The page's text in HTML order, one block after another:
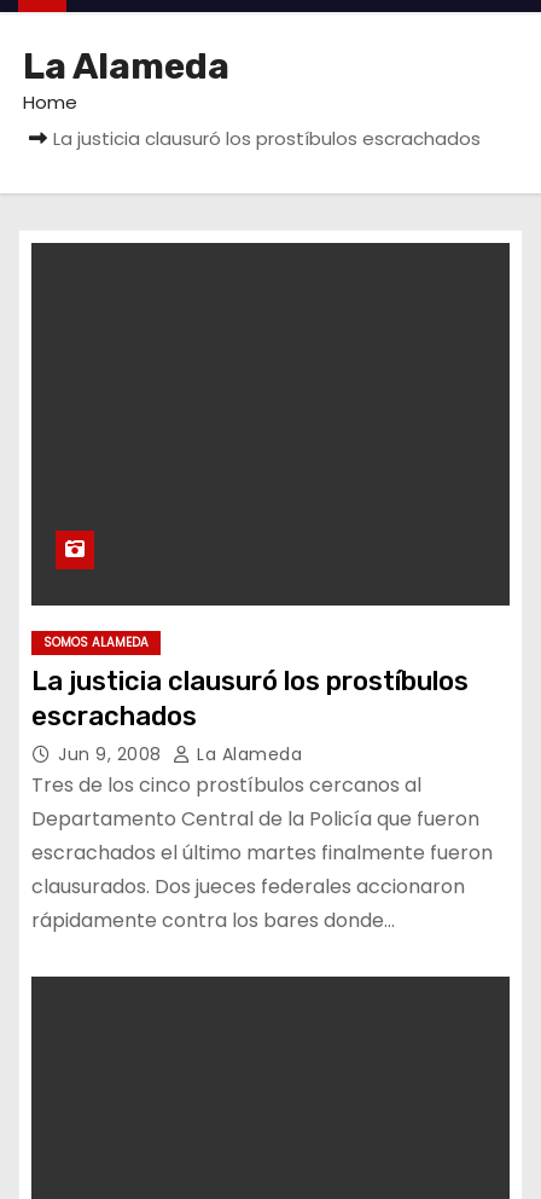
La Alameda
Home
La justicia clausuró los prostíbulos escrachados
SOMOS ALAMEDA
La justicia clausuró los prostíbulos
escrachados
Jun 9, 2008 La Alameda
Tres de los cinco prostíbulos cercanos al
Departamento Central de la Policía que fueron
escrachados el último martes finalmente fueron
clausurados. Dos jueces federales accionaron
rápidamente contra los bares donde…